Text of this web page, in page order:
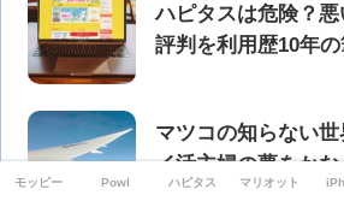
ハピタスは危険？
評判を利用歴10年
マツコの知らない
イ活主婦の夢をか
行機に無料で乗れ
モッピー Powl ハピタス マリオット